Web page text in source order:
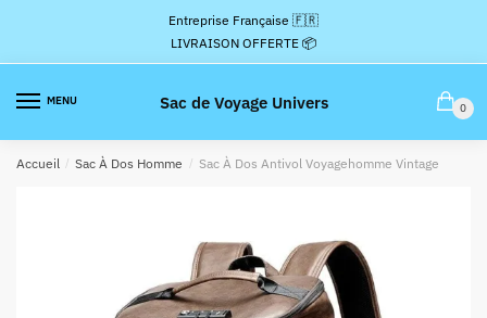
la
navigation
contenu
Entreprise Française 🇫🇷
LIVRAISON OFFERTE 📦
MENU Sac de Voyage Univers 0
Accueil / Sac À Dos Homme / Sac À Dos Antivol Voyagehomme Vintage